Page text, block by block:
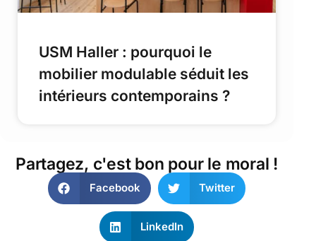
USM Haller : pourquoi le
mobilier modulable séduit les
intérieurs contemporains ?
Partagez, c'est bon pour le moral !
Facebook Twitter
LinkedIn